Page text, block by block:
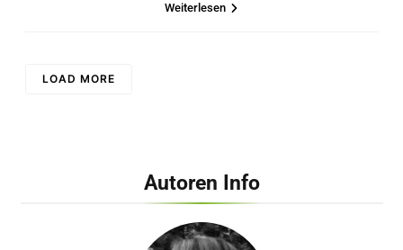
Weiterlesen
LOAD MORE
Autoren Info